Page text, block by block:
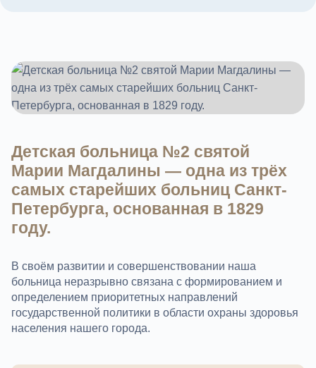
Детская больница №2 святой
Марии Магдалины — одна из трёх
самых старейших больниц Санкт-
Петербурга, основанная в 1829
году.
В своём развитии и совершенствовании наша
больница неразрывно связана с формированием и
определением приоритетных направлений
государственной политики в области охраны здоровья
населения нашего города.